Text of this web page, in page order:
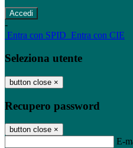
-
Entra con SPID Entra con CIE
Seleziona utente
button close ×
Recupero password
button close ×
E-